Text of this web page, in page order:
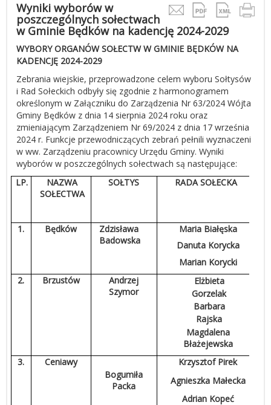
Wyniki wyborów w
poszczególnych sołectwach
w Gminie Będków na kadencję 2024-2029
WYBORY ORGANÓW SOŁECTW W GMINIE BĘDKÓW NA
KADENCJĘ 2024-2029
Zebrania wiejskie, przeprowadzone celem wyboru Sołtysów
i Rad Sołeckich odbyły się zgodnie z harmonogramem
określonym w Załączniku do Zarządzenia Nr 63/2024 Wójta
Gminy Będków z dnia 14 sierpnia 2024 roku oraz
zmieniającym Zarządzeniem Nr 69/2024 z dnia 17 września
2024 r. Funkcje przewodniczących zebrań pełnili wyznaczeni
w ww. Zarządzeniu pracownicy Urzędu Gminy. Wyniki
wyborów w poszczególnych sołectwach są następujące:
LP.
NAZWA
SOŁECTWA
SOŁTYS RADA SOŁECKA
1. Będków
Zdzisława
Badowska
Maria Białęska
Danuta Korycka
Marian Korycki
2.
Brzustów
Andrzej
Szymor
Elżbieta
Gorzelak
Barbara
Rajska
Magdalena
Błażejewska
3.
Ceniawy
Bogumiła
Packa
Krzysztof Pirek
Agnieszka Małecka
Adrian Kopeć